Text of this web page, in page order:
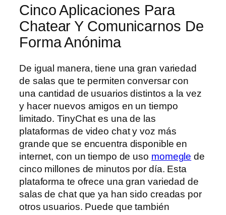
Cinco Aplicaciones Para
Chatear Y Comunicarnos De
Forma Anónima
De igual manera, tiene una gran variedad
de salas que te permiten conversar con
una cantidad de usuarios distintos a la vez
y hacer nuevos amigos en un tiempo
limitado. TinyChat es una de las
plataformas de video chat y voz más
grande que se encuentra disponible en
internet, con un tiempo de uso momegle de
cinco millones de minutos por día. Esta
plataforma te ofrece una gran variedad de
salas de chat que ya han sido creadas por
otros usuarios. Puede que también